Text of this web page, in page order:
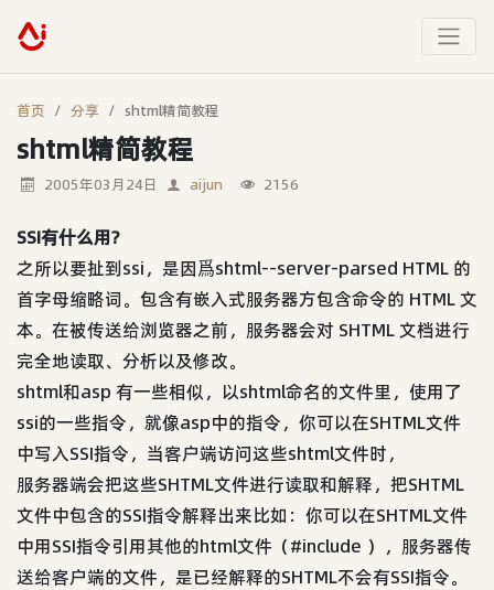
首页 分享 shtml精简教程
shtml精简教程
2005年03月24日 aijun 2156
SSI有什么用?
之所以要扯到ssi，是因爲shtml--server-parsed HTML 的
首字母缩略词。包含有嵌入式服务器方包含命令的 HTML 文
本。在被传送给浏览器之前，服务器会对 SHTML 文档进行
完全地读取、分析以及修改。
shtml和asp 有一些相似，以shtml命名的文件里，使用了
ssi的一些指令，就像asp中的指令，你可以在SHTML文件
中写入SSI指令，当客户端访问这些shtml文件时，
服务器端会把这些SHTML文件进行读取和解释，把SHTML
文件中包含的SSI指令解释出来比如：你可以在SHTML文件
中用SSI指令引用其他的html文件（#include ），服务器传
送给客户端的文件，是已经解释的SHTML不会有SSI指令。